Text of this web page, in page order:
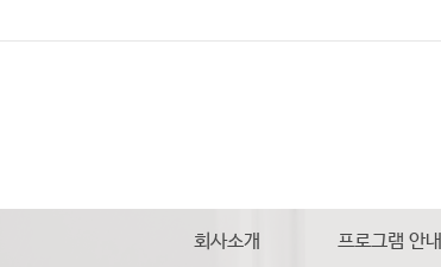
회사소개 프로그램 안내